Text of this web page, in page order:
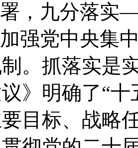
，九分落
强党中央集
。抓落实是
》明确了“
目标、战略